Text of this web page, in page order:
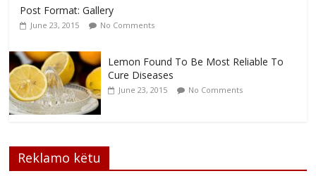
Post Format: Gallery
June 23, 2015 No Comments
Lemon Found To Be Most Reliable To
Cure Diseases
June 23, 2015 No Comments
Reklamo këtu